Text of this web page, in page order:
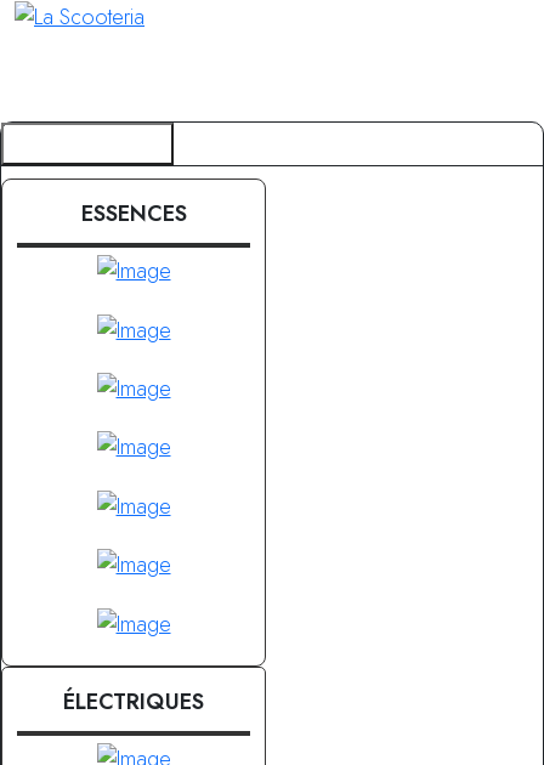
ESSENCES
ÉLECTRIQUES